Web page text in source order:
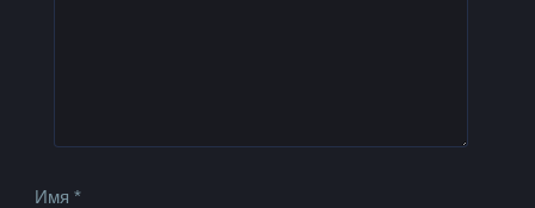
Имя*